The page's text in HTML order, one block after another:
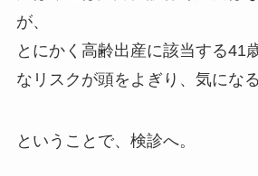
が、
とにかく高齢出産に該当する41
なリスクが頭をよぎり、気にな
ということで、検診へ。